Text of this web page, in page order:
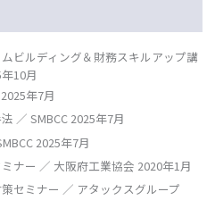
ビルディング＆財務スキルアップ講
10月
年7月
／ SMBCC 2025年7月
2025年7月
ナー ／ 大阪府工業協会 2020年1月
セミナー ／ アタックスグループ